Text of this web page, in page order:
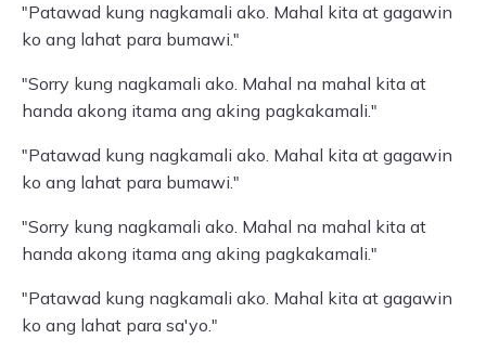
"Patawad kung nagkamali ako. Mahal kita at gagawin
ko ang lahat para bumawi."
"Sorry kung nagkamali ako. Mahal na mahal kita at
handa akong itama ang aking pagkakamali."
"Patawad kung nagkamali ako. Mahal kita at gagawin
ko ang lahat para bumawi."
"Sorry kung nagkamali ako. Mahal na mahal kita at
handa akong itama ang aking pagkakamali."
"Patawad kung nagkamali ako. Mahal kita at gagawin
ko ang lahat para sa'yo."